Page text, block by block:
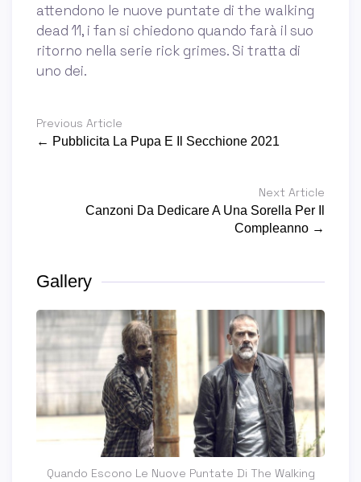
attendono le nuove puntate di the walking
dead 11, i fan si chiedono quando farà il suo
ritorno nella serie rick grimes. Si tratta di
uno dei.
Previous Article
← Pubblicita La Pupa E Il Secchione 2021
Next Article
Canzoni Da Dedicare A Una Sorella Per Il
Compleanno →
Gallery
Quando Escono Le Nuove Puntate Di The Walking